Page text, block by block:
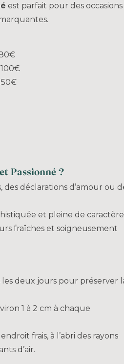
est parfait pour des occasions
Passionné ?
des déclarations d’amour ou
et pleine de
fraîches et soigneusement
les deux jours pour préserver
1 à 2 cm à chaque
frais, à l’abri des rayons
d’air.